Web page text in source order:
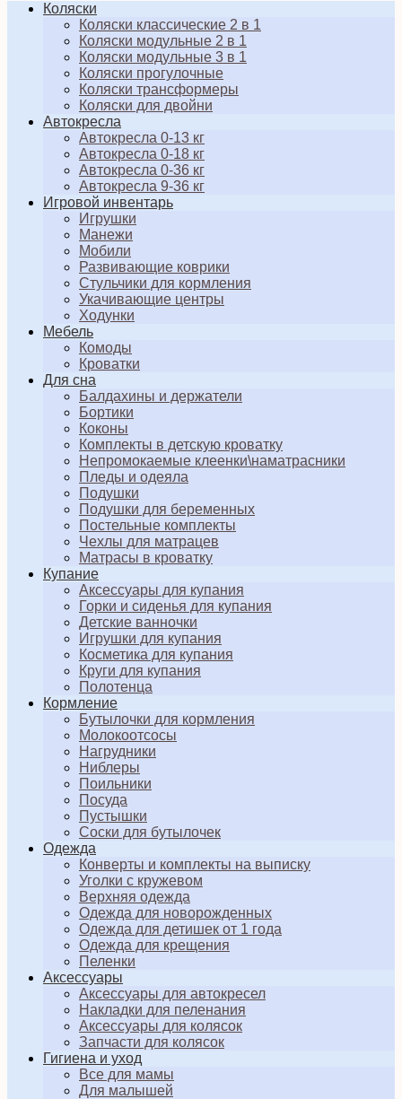
Коляски
Коляски классические 2 в 1
Коляски модульные 2 в 1
Коляски модульные 3 в 1
Коляски прогулочные
Коляски трансформеры
Коляски для двойни
Автокресла
Автокресла 0-13 кг
Автокресла 0-18 кг
Автокресла 0-36 кг
Автокресла 9-36 кг
Игровой инвентарь
Игрушки
Манежи
Мобили
Развивающие коврики
Стульчики для кормления
Укачивающие центры
Ходунки
Мебель
Комоды
Кроватки
Для сна
Балдахины и держатели
Бортики
Коконы
Комплекты в детскую кроватку
Непромокаемые клеенки\наматрасники
Пледы и одеяла
Подушки
Подушки для беременных
Постельные комплекты
Чехлы для матрацев
Матрасы в кроватку
Купание
Аксессуары для купания
Горки и сиденья для купания
Детские ванночки
Игрушки для купания
Косметика для купания
Круги для купания
Полотенца
Кормление
Бутылочки для кормления
Молокоотсосы
Нагрудники
Ниблеры
Поильники
Посуда
Пустышки
Соски для бутылочек
Одежда
Конверты и комплекты на выписку
Уголки с кружевом
Верхняя одежда
Одежда для новорожденных
Одежда для детишек от 1 года
Одежда для крещения
Пеленки
Аксессуары
Аксессуары для автокресел
Накладки для пеленания
Аксессуары для колясок
Запчасти для колясок
Гигиена и уход
Все для мамы
Для малышей